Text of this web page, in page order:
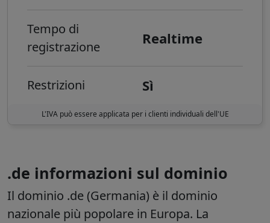
Tempo di
registrazione
Realtime
Restrizioni Sì
L'IVA può essere applicata per i clienti individuali dell'UE
.de informazioni sul dominio
Il dominio .de (Germania) è il dominio
nazionale più popolare in Europa. La